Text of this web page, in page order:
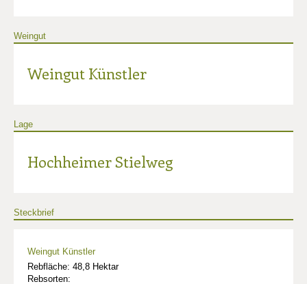
Weingut
Weingut Künstler
Lage
Hochheimer Stielweg
Steckbrief
Weingut Künstler
Rebfläche: 48,8 Hektar
Rebsorten: